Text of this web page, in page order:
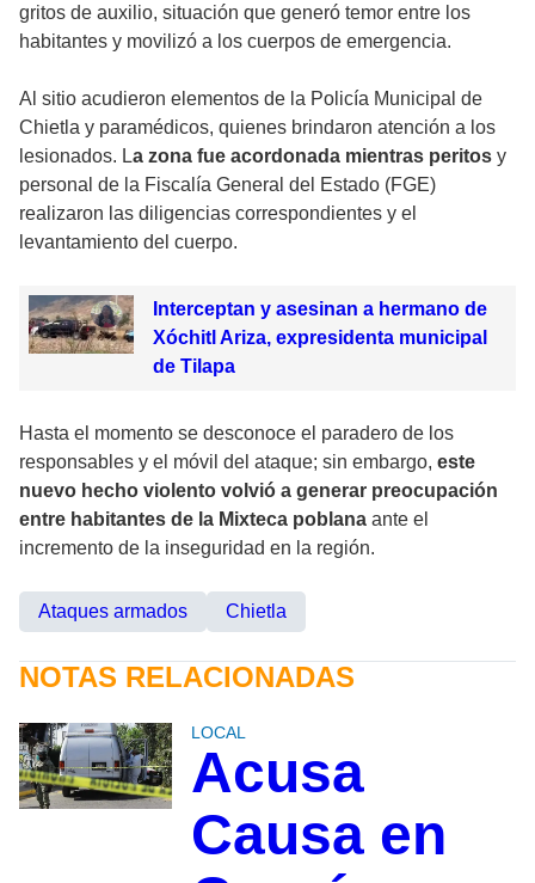
gritos de auxilio, situación que generó temor entre los
habitantes y movilizó a los cuerpos de emergencia.
Al sitio acudieron elementos de la Policía Municipal de
Chietla y paramédicos, quienes brindaron atención a los
lesionados. La zona fue acordonada mientras peritos y
personal de la Fiscalía General del Estado (FGE)
realizaron las diligencias correspondientes y el
levantamiento del cuerpo.
Interceptan y asesinan a hermano de
Xóchitl Ariza, expresidenta municipal
de Tilapa
Hasta el momento se desconoce el paradero de los
responsables y el móvil del ataque; sin embargo, este
nuevo hecho violento volvió a generar preocupación
entre habitantes de la Mixteca poblana ante el
incremento de la inseguridad en la región.
Ataques armados Chietla
NOTAS RELACIONADAS
LOCAL
Acusa
Causa en